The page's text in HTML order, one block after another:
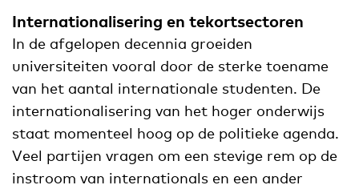
Internationalisering en tekortsectoren
In de afgelopen decennia groeiden
universiteiten vooral door de sterke toename
van het aantal internationale studenten. De
internationalisering van het hoger onderwijs
staat momenteel hoog op de politieke agenda.
Veel partijen vragen om een stevige rem op de
instroom van internationals en een ander